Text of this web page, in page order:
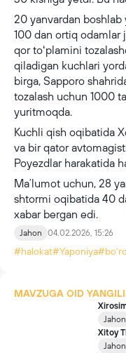
20 yanvardan boshlab
100 dan ortiq odamlar
qor toʻplamini
qiladigan kuchlari
birga, Sapporo
tozalash uchun 1000
yuritmoqda.
Kuchli qish oqibatida
va bir qator
Poyezdlar harakatida
Maʼlumot uchun, 28
shtormi oqibatida 40
xabar bergan edi.
Jahon 04.02.2026, 15:26
#halokat#Yaponiya
MAVZUGA OID
Jahon
Xitoy
Jahon